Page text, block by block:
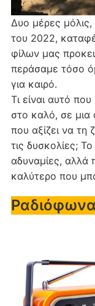
Δυο μέρες
του 2022,
φίλων μας
περάσαμε τόσο
για καιρό.
Τι είναι αυτό
στο καλό, σε
που αξίζει να τη
τις δυσκολίες;
αδυναμίες,
καλύτερο που
Ραδιόφωνα